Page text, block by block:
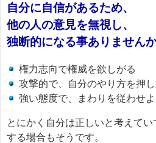
自分に自信があるため、
他の人の意見を無視し、
独断的になる事ありません
権力志向で権威を欲しがる
攻撃的で、自分のやり方を押
強い態度で、まわりを従わせ
とにかく自分は正しいと考えて
する場合もそうです。